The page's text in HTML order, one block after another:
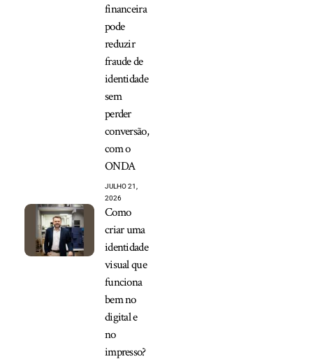
financeira
pode
reduzir
fraude de
identidade
sem
perder
conversão,
com o
ONDA
JULHO 21,
2026
Como
criar uma
identidade
visual que
funciona
bem no
digital e
no
impresso?